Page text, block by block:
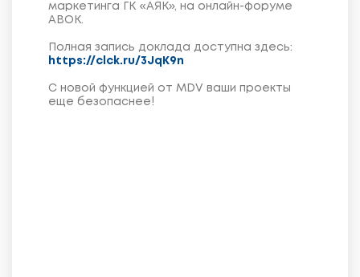
маркетинга ГК «АЯК», на онлайн-форуме
АВОК.
Полная запись доклада доступна здесь:
https://clck.ru/3JqK9n
С новой функцией от MDV ваши проекты
еще безопаснее!